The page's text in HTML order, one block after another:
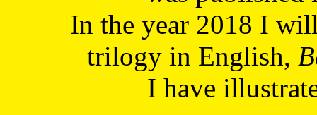
In the year 2018 I
trilogy in English,
I have